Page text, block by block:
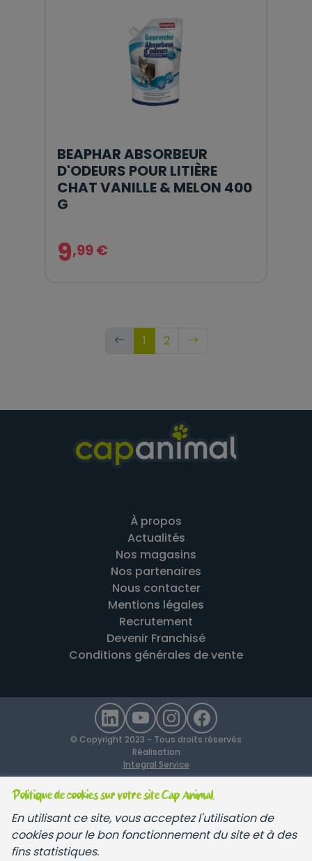
Politique de cookies sur votre site Cap Animal.
En utilisant ce site, vous acceptez l'utilisation de
cookies pour le bon fonctionnement du site et à des
fins statistiques.
BEAPHAR ABSORBEUR
D'ODEURS POUR LITIÈRE
CHAT VANILLE & MELON 400
G
9,99 €
1 2
À propos
Actualités
Nos magasins
Nos partenaires
Nous contacter
Mentions légales
Recrutement
Devenir Franchisé
Conditions générales de vente
© Copyright 2023 - Tous droits réservés
Réalisation
Integral Service